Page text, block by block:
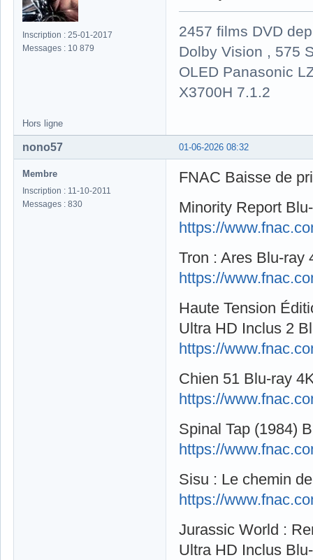
Inscription : 25-01-2017
Messages : 10 879
2457 films DVD
Dolby Vision , 575
OLED Panasonic
X3700H 7.1.2
Hors ligne
01-06-2026 08:32
nono57
Membre
Inscription : 11-10-2011
Messages : 830
FNAC Baisse de
Minority Report
https://
Tron : Ares Blu-ray
https://
Haute Tension
Ultra HD Inclus 2
https://
Chien 51 Blu-ray
https://
Spinal Tap (1984)
https://
Sisu : Le chemin
https://
Jurassic World :
Ultra HD Inclus